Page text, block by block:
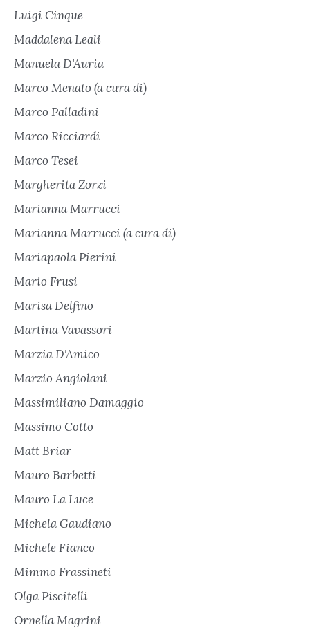
Luigi Cinque
Maddalena Leali
Manuela D'Auria
Marco Menato (a cura di)
Marco Palladini
Marco Ricciardi
Marco Tesei
Margherita Zorzi
Marianna Marrucci
Marianna Marrucci (a cura di)
Mariapaola Pierini
Mario Frusi
Marisa Delfino
Martina Vavassori
Marzia D'Amico
Marzio Angiolani
Massimiliano Damaggio
Massimo Cotto
Matt Briar
Mauro Barbetti
Mauro La Luce
Michela Gaudiano
Michele Fianco
Mimmo Frassineti
Olga Piscitelli
Ornella Magrini